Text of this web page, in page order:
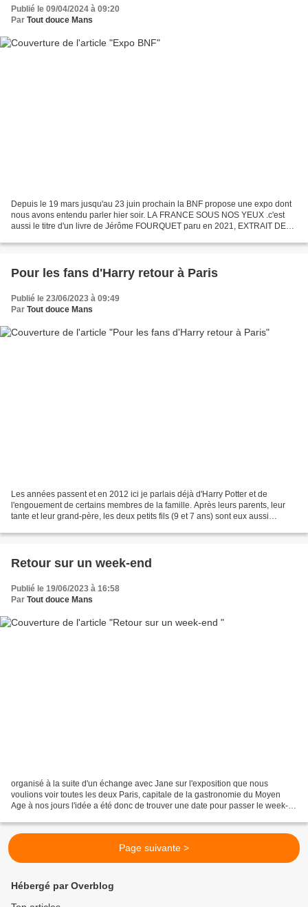
Publié le 09/04/2024 à 09:20
Par Tout douce Mans
Depuis le 19 mars jusqu'au 23 juin prochain la BNF propose une expo dont
nous avons entendu parler hier soir. LA FRANCE SOUS NOS YEUX .c'est
aussi le titre d'un livre de Jérôme FOURQUET paru en 2021, EXTRAIT DE
Pour les fans d'Harry retour à Paris
Publié le 23/06/2023 à 09:49
Par Tout douce Mans
Les années passent et en 2012 ici je parlais déjà d'Harry Potter et de
l'engouement de certains membres de la famille. Après leurs parents, leur
tante et leur grand-père, les deux petits fils (9 et 7 ans) sont eux aussi
Retour sur un week-end
Publié le 19/06/2023 à 16:58
Par Tout douce Mans
organisé à la suite d'un échange avec Jane sur l'exposition que nous
voulions voir toutes les deux Paris, capitale de la gastronomie du Moyen
Age à nos jours l'idée a été donc de trouver une date pour passer le week-
Page suivante >
Hébergé par Overblog